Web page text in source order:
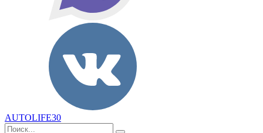
AUTOLIFE30